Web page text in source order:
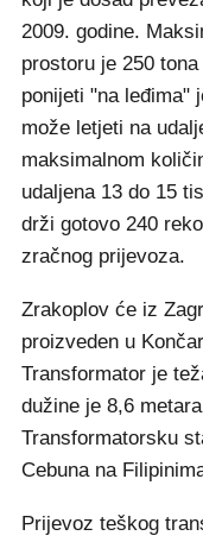
2009. godine.
prostoru je 250
ponijeti "na leđima"
može letjeti na
maksimalnom
udaljena 13 do 15
drži gotovo 240
zračnog prijevoza.
Zrakoplov će iz
proizveden u
Transformator je
dužine je 8,6
Transformatorsku
Cebuna na
Prijevoz teškog